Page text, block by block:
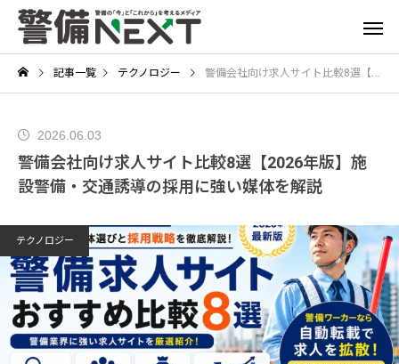
記事一覧 テクノロジー 警備会社向け求人サイト比較8選【2026年版】施設警備・交通誘導の採用に強い媒体を解説
2026.06.03
警備会社向け求人サイト比較8選【2026年版】施
設警備・交通誘導の採用に強い媒体を解説
テクノロジー